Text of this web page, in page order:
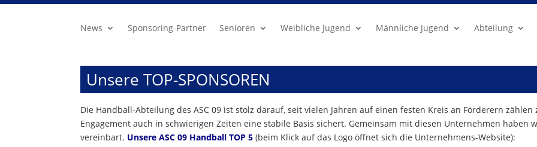
News Sponsoring-Partner Senioren Weibliche Jugend Männliche Jugend Abteilung
Unsere TOP-SPONSOREN
Die Handball-Abteilung des ASC 09 ist stolz darauf, seit vielen Jahren auf einen festen Kreis an Förderern
Engagement auch in schwierigen Zeiten eine stabile Basis sichert. Gemeinsam mit diesen Unternehmen haben
vereinbart. Unsere ASC 09 Handball TOP 5 (beim Klick auf das Logo öffnet sich die Unternehmens-Website):